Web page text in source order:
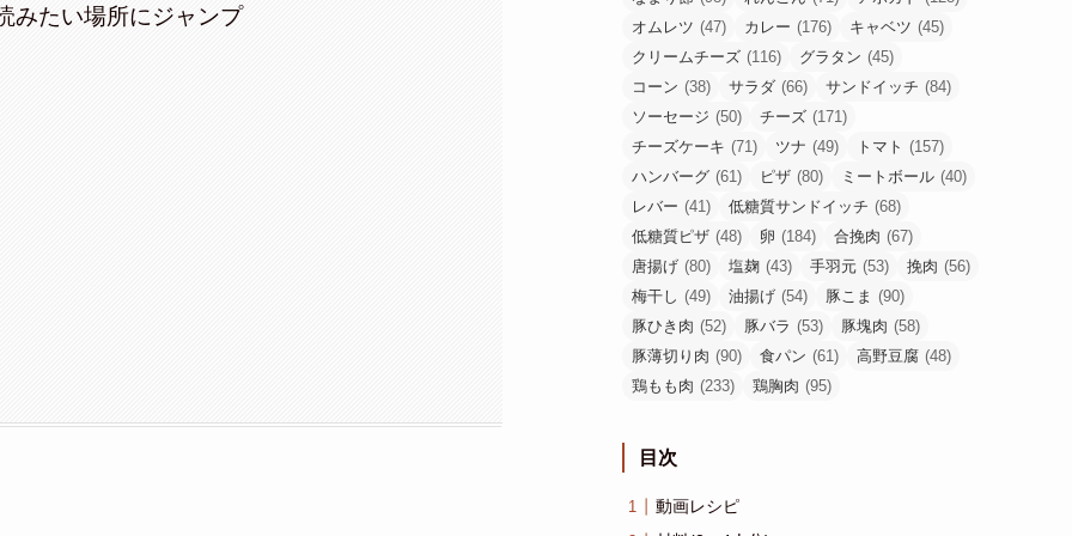
みたい場所にジャンプ
オムレツ (47) カレー (176) キャベツ (45)
クリームチーズ (116) グラタン (45)
コーン (38) サラダ (66) サンドイッチ (84)
ソーセージ (50) チーズ (171)
チーズケーキ (71) ツナ (49) トマト (157)
ハンバーグ (61) ピザ (80) ミートボール (40)
レバー (41) 低糖質サンドイッチ (68)
低糖質ピザ (48) 卵 (184) 合挽肉 (67)
唐揚げ (80) 塩麹 (43) 手羽元 (53) 挽肉 (56)
梅干し (49) 油揚げ (54) 豚こま (90)
豚ひき肉 (52) 豚バラ (53) 豚塊肉 (58)
豚薄切り肉 (90) 食パン (61) 高野豆腐 (48)
鶏もも肉 (233) 鶏胸肉 (95)
目次
動画レシピ